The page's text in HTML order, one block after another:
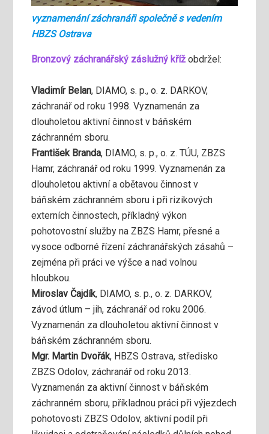
vyznamenání záchranáři společně s vedením
HBZS Ostrava
Bronzový záchranářský záslužný křížobdržel:
Vladimír Belan, DIAMO, s. p., o. z. DARKOV,
záchranář od roku 1998. Vyznamenán za
dlouholetou aktivní činnost v báňském
záchranném sboru.
František Branda, DIAMO, s. p., o. z. TÚU, ZBZS
Hamr, záchranář od roku 1999. Vyznamenán za
dlouholetou aktivní a obětavou činnost v
báňském záchranném sboru i při rizikových
externích činnostech, příkladný výkon
pohotovostní služby na ZBZS Hamr, přesné a
vysoce odborné řízení záchranářských zásahů –
zejména při práci ve výšce a nad volnou
hloubkou.
Miroslav Čajdík, DIAMO, s. p., o. z. DARKOV,
závod útlum – jih, záchranář od roku 2006.
Vyznamenán za dlouholetou aktivní činnost v
báňském záchranném sboru.
Mgr. Martin Dvořák, HBZS Ostrava, středisko
ZBZS Odolov, záchranář od roku 2013.
Vyznamenán za aktivní činnost v báňském
záchranném sboru, příkladnou práci při výjezdech
pohotovosti ZBZS Odolov, aktivní podíl při